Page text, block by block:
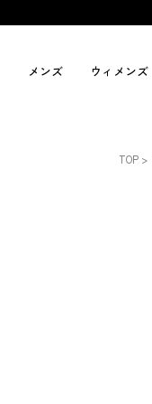
メンズ ウィメンズ
TOP